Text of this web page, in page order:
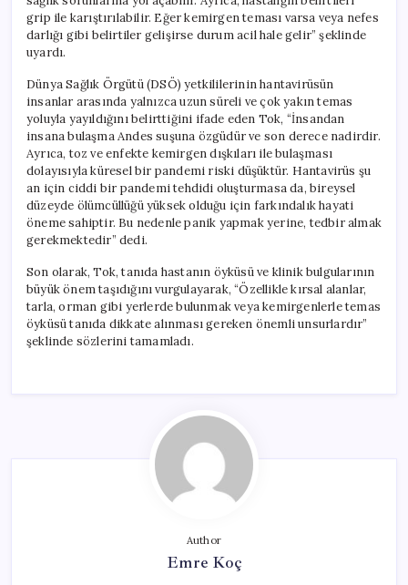
grip ile karıştırılabilir. Eğer kemirgen teması varsa veya nefes
darlığı gibi belirtiler gelişirse durum acil hale gelir” şeklinde
uyardı.
Dünya Sağlık Örgütü (DSÖ) yetkililerinin hantavirüsün
insanlar arasında yalnızca uzun süreli ve çok yakın temas
yoluyla yayıldığını belirttiğini ifade eden Tok, “İnsandan
insana bulaşma Andes suşuna özgüdür ve son derece nadirdir.
Ayrıca, toz ve enfekte kemirgen dışkıları ile bulaşması
dolayısıyla küresel bir pandemi riski düşüktür. Hantavirüs şu
an için ciddi bir pandemi tehdidi oluşturmasa da, bireysel
düzeyde ölümcüllüğü yüksek olduğu için farkındalık hayati
öneme sahiptir. Bu nedenle panik yapmak yerine, tedbir almak
gerekmektedir” dedi.
Son olarak, Tok, tanıda hastanın öyküsü ve klinik bulgularının
büyük önem taşıdığını vurgulayarak, “Özellikle kırsal alanlar,
tarla, orman gibi yerlerde bulunmak veya kemirgenlerle temas
öyküsü tanıda dikkate alınması gereken önemli unsurlardır”
şeklinde sözlerini tamamladı.
Author
Emre Koç